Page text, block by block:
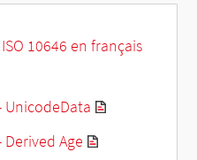
10646 en français
UnicodeData
Age